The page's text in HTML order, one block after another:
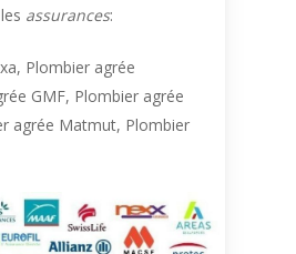
assurances:
Plombier agrée
GMF, Plombier agrée
agrée Matmut, Plombier